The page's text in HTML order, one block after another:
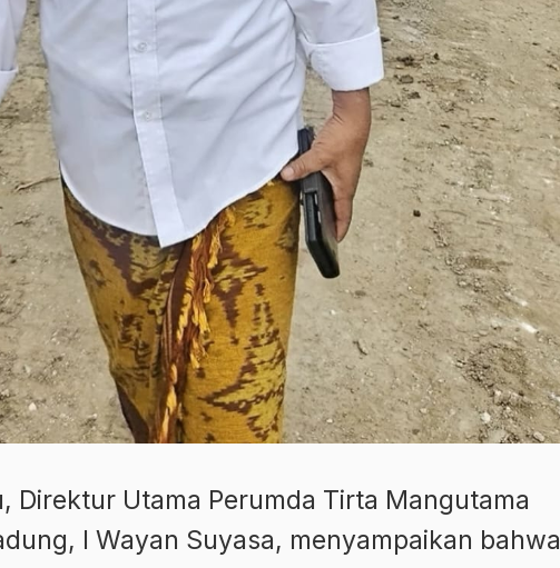
Direktur Utama Perumda Tirta Mangutama
I Wayan Suyasa, menyampaikan bahwa